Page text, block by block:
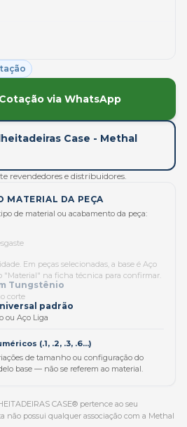
via WhatsApp
Case - Methal
revendedores e distribuidores.
MATERIAL DA PEÇA
de material ou acabamento da peça:
Em peças selecionadas, a base é Aço
"Material" na ficha técnica para confirmar.
Tungstênio
corte
padrão
ou Aço Liga
(.1, .2, .3, .6...)
de tamanho ou configuração do
base — não se referem ao material.
CASE® pertence ao seu
não possui qualquer associação com a Methal